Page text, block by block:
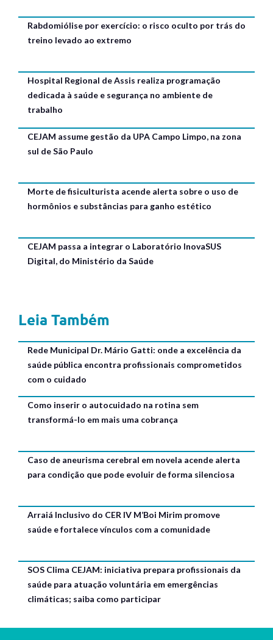
Rabdomiólise por exercício: o risco oculto por trás do
treino levado ao extremo
Hospital Regional de Assis realiza programação
dedicada à saúde e segurança no ambiente de
trabalho
CEJAM assume gestão da UPA Campo Limpo, na zona
sul de São Paulo
Morte de fisiculturista acende alerta sobre o uso de
hormônios e substâncias para ganho estético
CEJAM passa a integrar o Laboratório InovaSUS
Digital, do Ministério da Saúde
Leia Também
Rede Municipal Dr. Mário Gatti: onde a excelência da
saúde pública encontra profissionais comprometidos
com o cuidado
Como inserir o autocuidado na rotina sem
transformá-lo em mais uma cobrança
Caso de aneurisma cerebral em novela acende alerta
para condição que pode evoluir de forma silenciosa
Arraiá Inclusivo do CER IV M’Boi Mirim promove
saúde e fortalece vínculos com a comunidade
SOS Clima CEJAM: iniciativa prepara profissionais da
saúde para atuação voluntária em emergências
climáticas; saiba como participar